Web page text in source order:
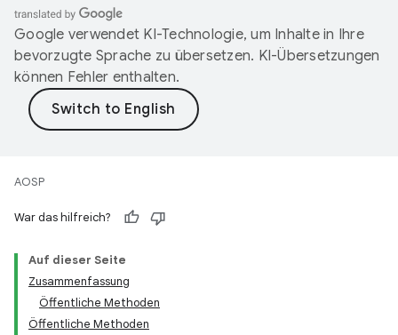
Google verwendet KI-Technologie, um Inhalte in Ihre
bevorzugte Sprache zu übersetzen. KI-Übersetzungen
können Fehler enthalten.
AOSP
War das hilfreich?
Auf dieser Seite
Zusammenfassung
Öffentliche Methoden
Öffentliche Methoden